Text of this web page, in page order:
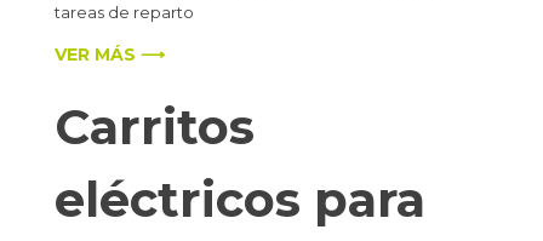
tareas de reparto
VER MÁS ⟶
Carritos
eléctricos para